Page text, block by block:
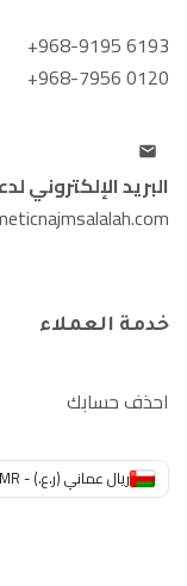
+968-9195 6193
+968-7956 0120
البريد الإلكتروني
خدمة العملاء
احذف حسابك
ريال عماني (ر.ع.) - OMR